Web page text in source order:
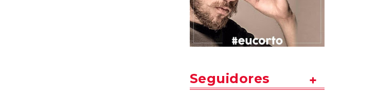
Seguidores